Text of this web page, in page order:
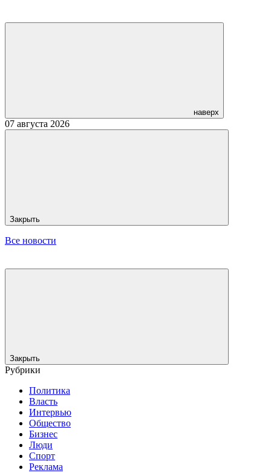
наверх
07 августа 2026
Закрыть
Все новости
Закрыть
Рубрики
Политика
Власть
Интервью
Общество
Бизнес
Люди
Спорт
Реклама